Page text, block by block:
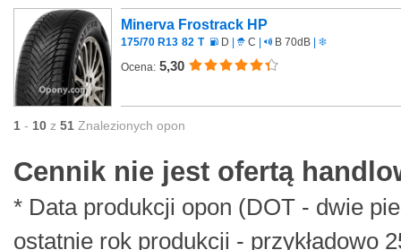
Minerva Frostrack HP
175/70 R13 82 T D C B 70dB
Ocena: 5,30
1 - 10 z 51 Znalezionych opon
Cennik nie jest ofertą
* Data produkcji opon (DOT - dwie
ostatnie rok produkcji - przykładowo